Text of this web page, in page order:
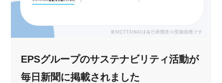
EPSグループのサステナビリティ活動が
毎日新聞に掲載されました